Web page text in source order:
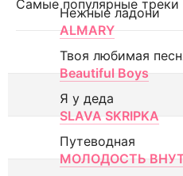
Самые популярные треки
Нежные ладони
ALMARY
Твоя любимая
Beautiful Boys
Я у деда
SLAVA SKRIPKA
Путеводная
МОЛОДОСТЬ